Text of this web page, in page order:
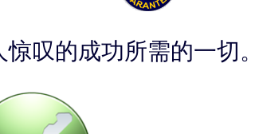
叹的成功所需的一切。